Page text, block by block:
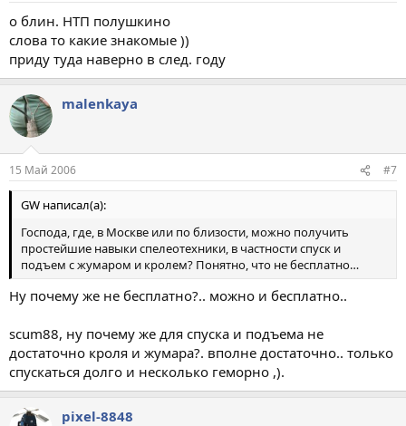
о блин. НТП полушкино
слова то какие знакомые ))
приду туда наверно в след. году
malenkaya
15 Май 2006 #7
GW написал(а):
Господа, где, в Москве или по близости, можно получить
простейшие навыки спелеотехники, в частности спуск и
подъем с жумаром и кролем? Понятно, что не бесплатно…
Ну почему же не бесплатно?.. можно и бесплатно..
scum88, ну почему же для спуска и подъема не
достаточно кроля и жумара?. вполне достаточно.. только
спускаться долго и несколько геморно ,).
pixel-8848